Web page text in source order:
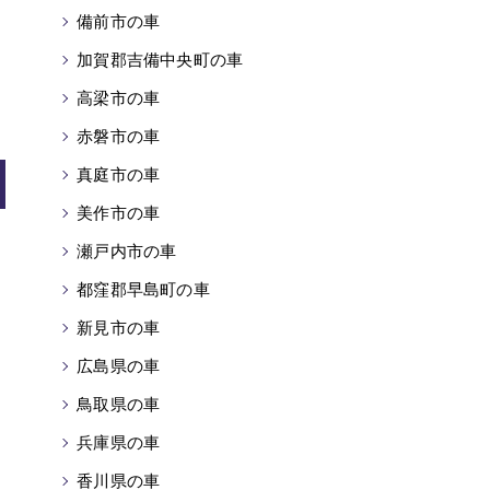
備前市の車
加賀郡吉備中央町の車
高梁市の車
赤磐市の車
真庭市の車
美作市の車
瀬戸内市の車
都窪郡早島町の車
新見市の車
広島県の車
鳥取県の車
兵庫県の車
香川県の車